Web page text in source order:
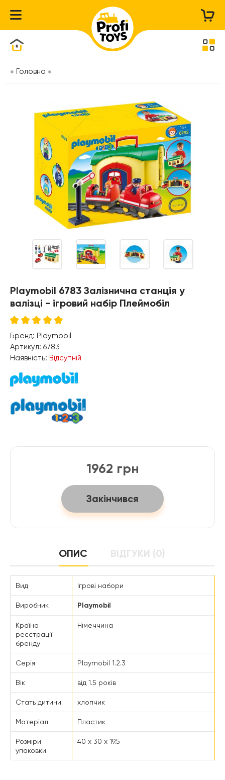
Головна
Playmobil 6783 Залізнична станція у
валізці - ігровий набір Плеймобіл
Бренд: Playmobil
Артикул: 6783
Наявність: Відсутній
1962 грн
Закінчився
ОПИС ВІДГУКИ (0)
Вид Ігрові набори
Виробник Playmobil
Країна
реєстрації
бренду
Німеччина
Серія Playmobil 1.2.3
Вік від 1.5 років
Стать дитини хлопчик
Матеріал Пластик
Розміри
упаковки
40 x 30 x 19.5
Каталог товарів